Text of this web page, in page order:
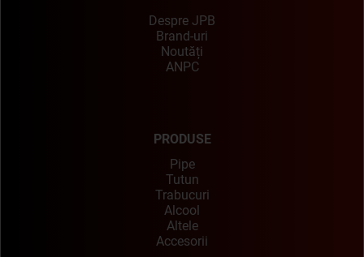
Despre JPB
Brand-uri
Noutăți
ANPC
PRODUSE
Pipe
Tutun
Trabucuri
Alcool
Altele
Accesorii